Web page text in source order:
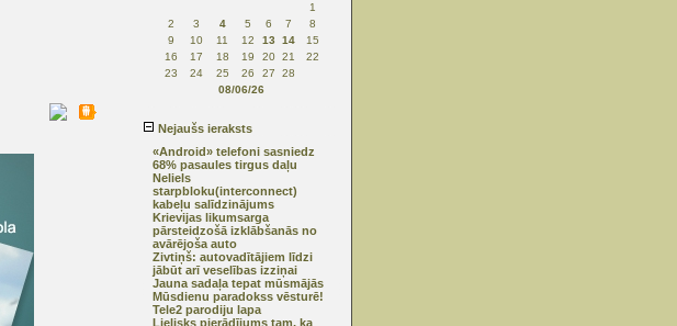
1
2
3 4 5 6 7
8
9
10 11 12 13 14
15
16
17 18 19 20 21
22
23
24 25 26 27
28
08/06/26
Nejaušs ieraksts
«Android» telefoni sasniedz
68% pasaules tirgus daļu
Neliels
starpbloku(interconnect)
kabeļu salīdzinājums
Krievijas likumsarga
pārsteidzošā izklābšanās no
avārējoša auto
Zivtiņš: autovadītājiem līdzi
jābūt arī veselības izziņai
Jauna sadaļa tepat mūsmājās
Mūsdienu paradokss vēsturē!
Tele2 parodiju lapa
Lielisks pierādījums tam, ka